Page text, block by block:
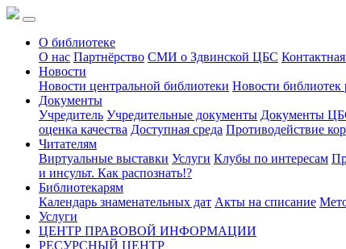
О библиотеке
О нас Партнёрство СМИ о Здвинской ЦБС
Новости
Новости центральной библиотеки Новости библиотек
Документы
Учредитель Учредительные документы Документы
оценка качества Доступная среда Противодействие
Читателям
Виртуальные выставки Услуги Клубы по интересам
и инсульт. Как распознать!?
Библиотекарям
Календарь знаменательных дат Акты на списание
Услуги
ЦЕНТР ПРАВОВОЙ ИНФОРМАЦИИ
РЕСУРСНЫЙ ЦЕНТР